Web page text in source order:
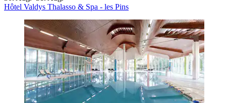
Hôtel Valdys Thalasso & Spa - les Pins